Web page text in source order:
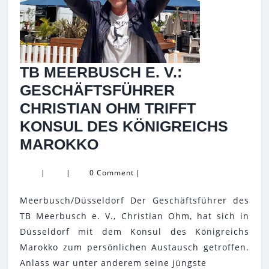
TB MEERBUSCH E. V.:
GESCHÄFTSFÜHRER
CHRISTIAN OHM TRIFFT
KONSUL DES KÖNIGREICHS
MAROKKOTB
E.
V.:
GESCHÄFTSFÜHRER
CHRISTIAN
OHM
| | 0 Comment |
Meerbusch/Düsseldorf Der Geschäftsführer des
TB Meerbusch e. V., Christian Ohm, hat sich in
Düsseldorf mit dem Konsul des Königreichs
Marokko zum persönlichen Austausch getroffen.
Anlass war unter anderem seine jüngste